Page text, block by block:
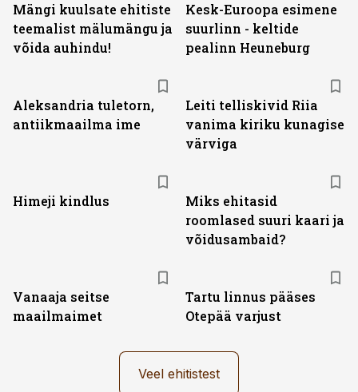
Mängi kuulsate ehitiste
teemalist mälumängu ja
võida auhindu!
Kesk-Euroopa esimene
suurlinn - keltide
pealinn Heuneburg
Aleksandria tuletorn,
antiikmaailma ime
Leiti telliskivid Riia
vanima kiriku kunagise
värviga
Himeji kindlus
Miks ehitasid
roomlased suuri kaari ja
võidusambaid?
Vanaaja seitse
maailmaimet
Tartu linnus pääses
Otepää varjust
Veel ehitistest